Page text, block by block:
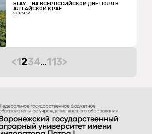
ВГАУ — НА ВСЕРОССИЙСКОМ ДНЕ ПОЛЯ В
АЛТАЙСКОМ КРАЕ
27.07.2026
<1234…113>